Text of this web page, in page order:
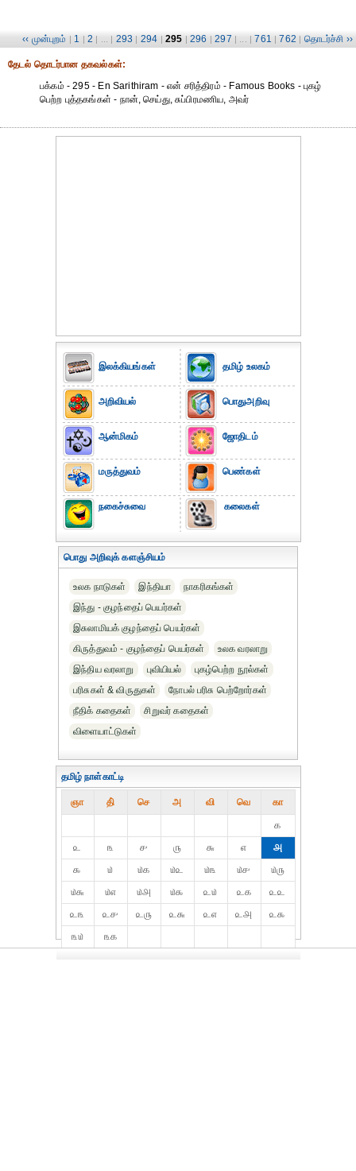
‹‹ முன்புறம் | 1 | 2 | ... | 293 | 294 | 295 | 296 | 297 | ... | 761 | 762 | தொடர்ச்சி ››
தேட‌ல் தொட‌ர்பான தகவ‌ல்க‌ள்:
பக்கம் - 295 - En Sarithiram - என் சரித்திரம் - Famous Books - புகழ்
பெற்ற புத்தகங்கள் - நான், செய்து, சுப்பிரமணிய, அவர்
இலக்கியங்கள்
அறிவியல்
ஆன்மிகம்
மருத்துவம்
நகைச்சுவை
தமிழ் உலகம்
பொதுஅறிவு
ஜோதிடம்
பெண்கள்
கலைகள்
பொது அறிவுக் களஞ்சியம்
உலக நாடுகள் இந்தியா
நாகரிகங்கள்
இந்து - குழந்தைப் பெயர்கள்
இசுலாமியக் குழந்தைப் பெயர்கள்
கிருத்துவம் - குழந்தைப் பெயர்கள்
உலக வரலாறு
இந்திய வரலாறு
புவியியல்
புகழ்பெற்ற நூல்கள்
பரிசுகள் & விருதுகள்
நோபல் பரிசு‎ பெற்றோர்‎கள்
நீதிக் கதைகள்
சிறுவர் கதைகள்
விளையாட்டுகள்
தமிழ் நாள்காட்டி
ஞா தி் செ அ வி வெ கா
௧
௨
௩ ௪ ௫ ௬ ௭
௮
௯
௰ ௰௧ ௰௨ ௰௩ ௰௪
௰௫
௰௬
௰௭ ௰௮ ௰௯ ௨௰ ௨௧
௨௨
௨௩
௨௪ ௨௫ ௨௬ ௨௭ ௨௮
௨௯
௩௰
௩௧